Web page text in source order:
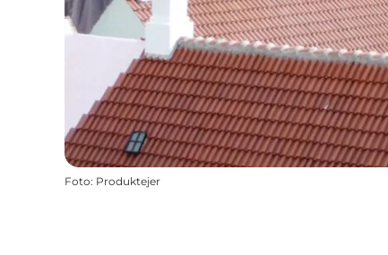
Foto: Produktejer